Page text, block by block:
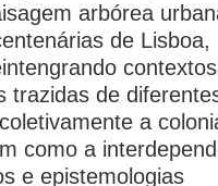
arbórea
de
trazidas de
a
como a
e epistemologias